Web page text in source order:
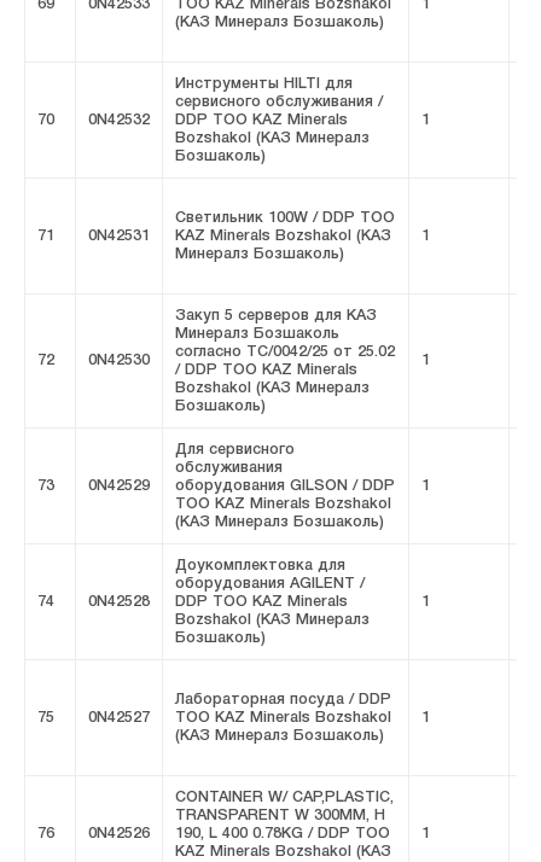
69 0N42533
ТОО KAZ Minerals Bozshakol
(КАЗ Минералз Бозшаколь)
1
70 0N42532
Инструменты HILTI для
сервисного обслуживания /
DDP ТОО KAZ Minerals
Bozshakol (КАЗ Минералз
Бозшаколь)
1
71 0N42531
Светильник 100W / DDP ТОО
KAZ Minerals Bozshakol (КАЗ
Минералз Бозшаколь)
1
72 0N42530
Закуп 5 серверов для КАЗ
Минералз Бозшаколь
согласно ТС/0042/25 от 25.02
/ DDP ТОО KAZ Minerals
Bozshakol (КАЗ Минералз
Бозшаколь)
1
73 0N42529
Для сервисного
обслуживания
оборудования GILSON / DDP
ТОО KAZ Minerals Bozshakol
(КАЗ Минералз Бозшаколь)
1
74 0N42528
Доукомплектовка для
оборудования AGILENT /
DDP ТОО KAZ Minerals
Bozshakol (КАЗ Минералз
Бозшаколь)
1
75 0N42527
Лабораторная посуда / DDP
ТОО KAZ Minerals Bozshakol
(КАЗ Минералз Бозшаколь)
1
76 0N42526
CONTAINER W/ CAP,PLASTIC,
TRANSPARENT W 300MM, H
190, L 400 0.78KG / DDP ТОО
KAZ Minerals Bozshakol (КАЗ
1